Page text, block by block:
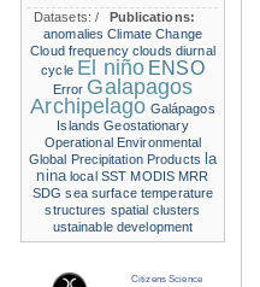
Datasets:/
Publications:
anomalies Climate Change
Cloud frequency clouds diurnal
cycle El niño ENSO
Error Galapagos
Archipelago Galápagos
Islands Geostationary
Operational Environmental
Global Precipitation Products la
nina local SST MODIS MRR
SDG sea surface temperature
structures spatial clusters
ustainable development
Citizens Science